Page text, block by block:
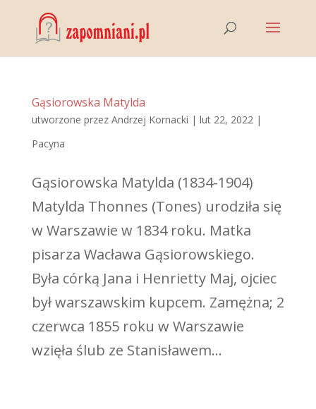
Gąsiorowska Matylda
utworzone przez Andrzej Kornacki | lut 22, 2022|
Pacyna
Gąsiorowska Matylda (1834-1904)
Matylda Thonnes (Tones) urodziła się
w Warszawie w 1834 roku. Matka
pisarza Wacława Gąsiorowskiego.
Była córką Jana i Henrietty Maj, ojciec
był warszawskim kupcem. Zamężna; 2
czerwca 1855 roku w Warszawie
wzięła ślub ze Stanisławem...